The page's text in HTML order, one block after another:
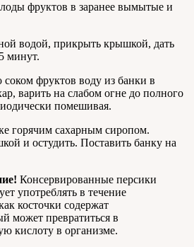
фруктов в заранее вымытые и
водой, прикрыть крышкой, дать
минут.
фруктов воду из банки в
варить на слабом огне до полного
помешивая.
горячим сахарным сиропом.
и остудить. Поставить банку на
Консервированные персики
употреблять в течение
косточки содержат
может превратиться в
кислоту в организме.